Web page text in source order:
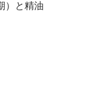
）と精油